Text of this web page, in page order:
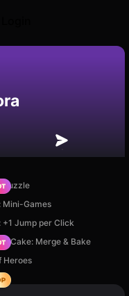
Puzzle
Mini-Games
+1 Jump per Click
Cake: Merge & Bake
Heroes